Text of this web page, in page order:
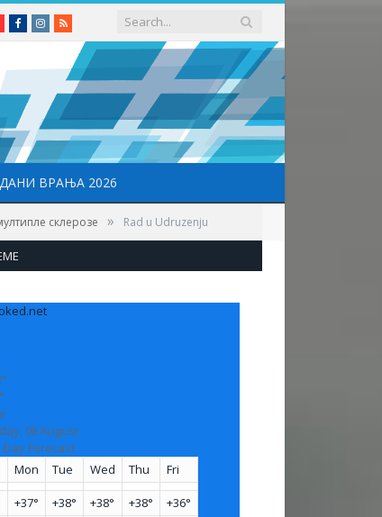
YoutubeFacebookInstagram
RSS
ДАНИ ВРАЊА 2026
склерозе » Rad u Udruzenju
08 August
Day Forecast
Mon Tue Wed Thu Fri
+37° +38° +38° +38° +36°